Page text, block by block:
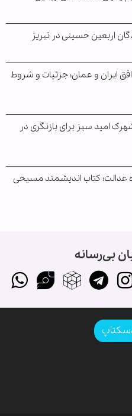
اربعین حسینی در تبریز
ایران و عمان؛ جزئیات و شروط
امید سبز برای بازنگری در
عدالت؛ کتاب اندیشمند مسیحی
بی‌رسانه